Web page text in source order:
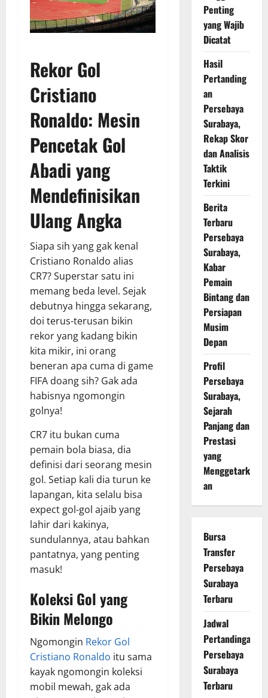
Rekor Gol
Cristiano
Ronaldo: Mesin
Pencetak Gol
Abadi yang
Mendefinisikan
Ulang Angka
Siapa sih yang gak kenal
Cristiano Ronaldo alias
CR7? Superstar satu ini
memang beda level. Sejak
debutnya hingga sekarang,
doi terus-terusan bikin
rekor yang kadang bikin
kita mikir, ini orang
beneran apa cuma di game
FIFA doang sih? Gak ada
habisnya ngomongin
golnya!
CR7 itu bukan cuma
pemain bola biasa, dia
definisi dari seorang mesin
gol. Setiap kali dia turun ke
lapangan, kita selalu bisa
expect gol-gol ajaib yang
lahir dari kakinya,
sundulannya, atau bahkan
pantatnya, yang penting
masuk!
Koleksi Gol yang
Bikin Melongo
Ngomongin Rekor Gol
Cristiano Ronaldo itu sama
kayak ngomongin koleksi
mobil mewah, gak ada
Penting
yang Wajib
Dicatat
Hasil
Pertanding
an
Persebaya
Surabaya,
Rekap Skor
dan Analisis
Taktik
Terkini
Berita
Terbaru
Persebaya
Surabaya,
Kabar
Pemain
Bintang dan
Persiapan
Musim
Depan
Profil
Persebaya
Surabaya,
Sejarah
Panjang dan
Prestasi
yang
Menggetark
an
Bursa
Transfer
Persebaya
Surabaya
Terbaru
Jadwal
Pertandingan
Persebaya
Surabaya
Terbaru